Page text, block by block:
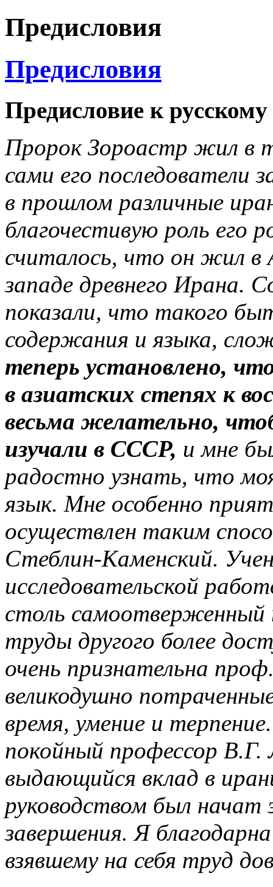
Предисловия
Предисловия
Предисловие к
Пророк Зороастр жил в
сами его последователи
в прошлом различные
благочестивую роль его
считалось, что он жил в
западе древнего Ирана.
показали, что такого
содержания и языка,
теперь установлено,
в азиатских степях к
весьма желательно,
изучали в СССР, и мне
радостно узнать, что
язык. Мне особенно
осуществлен таким
Стеблин-Каменский.
исследовательской
столь
труды другого более
очень признательна
великодушно
время, умение и
покойный профессор
выдающийся вклад в
руководством был начат
завершения. Я
взявшему на себя труд